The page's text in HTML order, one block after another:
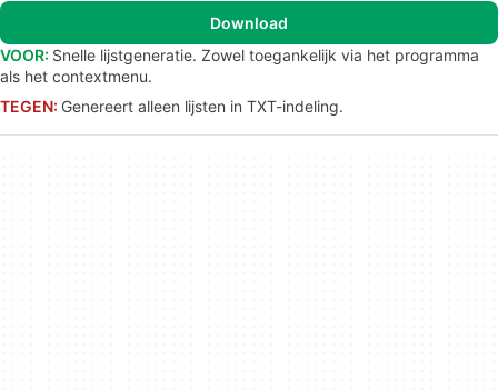
Download
VOOR: Snelle lijstgeneratie. Zowel toegankelijk via het programma
als het contextmenu.
TEGEN: Genereert alleen lijsten in TXT-indeling.